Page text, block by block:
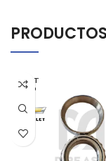
AGOT
ADO